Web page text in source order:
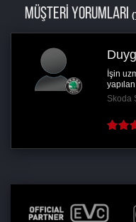
MÜŞTERİ YORUMLARI
İşin
Skoda